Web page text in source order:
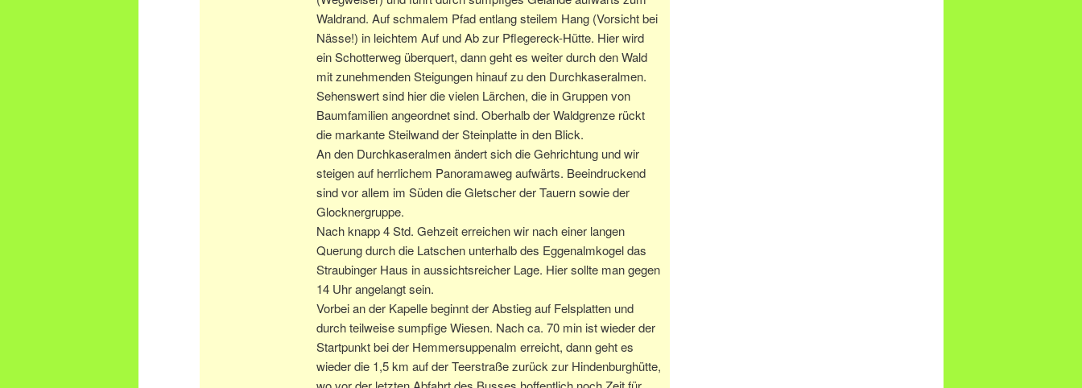
Waldrand. Auf schmalem Pfad entlang steilem Hang (Vorsicht bei
Nässe!) in leichtem Auf und Ab zur Pflegereck-Hütte. Hier wird
ein Schotterweg überquert, dann geht es weiter durch den Wald
mit zunehmenden Steigungen hinauf zu den Durchkaseralmen.
Sehenswert sind hier die vielen Lärchen, die in Gruppen von
Baumfamilien angeordnet sind. Oberhalb der Waldgrenze rückt
die markante Steilwand der Steinplatte in den Blick.
An den Durchkaseralmen ändert sich die Gehrichtung und wir
steigen auf herrlichem Panoramaweg aufwärts. Beeindruckend
sind vor allem im Süden die Gletscher der Tauern sowie der
Glocknergruppe.
Nach knapp 4 Std. Gehzeit erreichen wir nach einer langen
Querung durch die Latschen unterhalb des Eggenalmkogel das
Straubinger Haus in aussichtsreicher Lage. Hier sollte man gegen
14 Uhr angelangt sein.
Vorbei an der Kapelle beginnt der Abstieg auf Felsplatten und
durch teilweise sumpfige Wiesen. Nach ca. 70 min ist wieder der
Startpunkt bei der Hemmersuppenalm erreicht, dann geht es
wieder die 1,5 km auf der Teerstraße zurück zur Hindenburghütte,